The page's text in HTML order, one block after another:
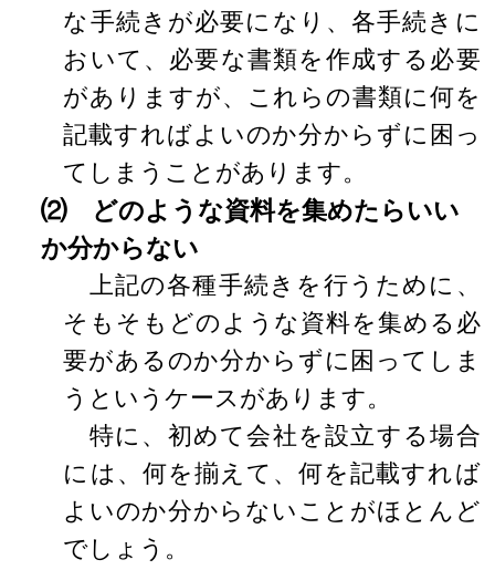
な手続きが必要になり、各手続きに
おいて、必要な書類を作成する必要
がありますが、これらの書類に何を
記載すればよいのか分からずに困っ
てしまうことがあります。
⑵ どのような資料を集めたらいい
か分からない
上記の各種手続きを行うために、
そもそもどのような資料を集める必
要があるのか分からずに困ってしま
うというケースがあります。
特に、初めて会社を設立する場合
には、何を揃えて、何を記載すれば
よいのか分からないことがほとんど
でしょう。